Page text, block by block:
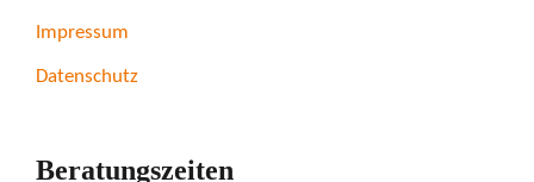
Impressum
Datenschutz
Beratungszeiten